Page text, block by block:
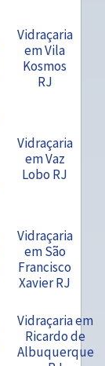
Vidraçaria
em Vila
Kosmos
RJ
Vidraçaria
em Vaz
Lobo RJ
Vidraçaria
em São
Francisco
Xavier RJ
Vidraçaria em
Ricardo de
Albuquerque